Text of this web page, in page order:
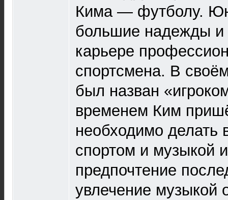
Кима — футболу.
большие надежды и
карьере
спортсмена. В
был назван
временем Ким
необходимо
спортом и музыкой
предпочтение
увлечение музыкой